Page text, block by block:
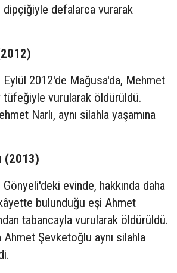
dipçiğiyle defalarca vurarak
Eylül 2012'de Mağusa'da, Mehmet
tüfeğiyle vurularak öldürüldü.
Narlı, aynı silahla yaşamına
(2013)
evinde, hakkında daha
bulunduğu eşi Ahmet
tabancayla vurularak öldürüldü.
Ahmet Şevketoğlu aynı silahla